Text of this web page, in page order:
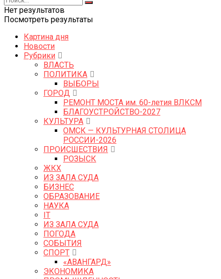
Нет результатов
Посмотреть результаты
Картина дня
Новости
Рубрики
ВЛАСТЬ
ПОЛИТИКА
ВЫБОРЫ
ГОРОД
РЕМОНТ МОСТА им. 60-летия ВЛКСМ
БЛАГОУСТРОЙСТВО-2027
КУЛЬТУРА
ОМСК — КУЛЬТУРНАЯ СТОЛИЦА
РОССИИ-2026
ПРОИСШЕСТВИЯ
РОЗЫСК
ЖКХ
ИЗ ЗАЛА СУДА
БИЗНЕС
ОБРАЗОВАНИЕ
НАУКА
IT
ИЗ ЗАЛА СУДА
ПОГОДА
СОБЫТИЯ
СПОРТ
«АВАНГАРД»
ЭКОНОМИКА